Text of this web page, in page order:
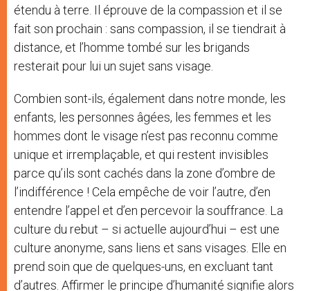
étendu à terre. Il éprouve de la compassion et il se
fait son prochain : sans compassion, il se tiendrait à
distance, et l’homme tombé sur les brigands
resterait pour lui un sujet sans visage.
Combien sont-ils, également dans notre monde, les
enfants, les personnes âgées, les femmes et les
hommes dont le visage n’est pas reconnu comme
unique et irremplaçable, et qui restent invisibles
parce qu’ils sont cachés dans la zone d’ombre de
l’indifférence ! Cela empêche de voir l’autre, d’en
entendre l’appel et d’en percevoir la souffrance. La
culture du rebut – si actuelle aujourd’hui – est une
culture anonyme, sans liens et sans visages. Elle en
prend soin que de quelques-uns, en excluant tant
d’autres. Affirmer le principe d’humanité signifie alors